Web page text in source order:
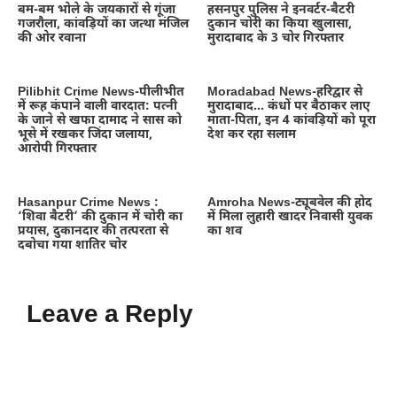
बम-बम भोले के जयकारों से गूंजा
गजरौला, कांवड़ियों का जत्था मंजिल
की ओर रवाना
हसनपुर पुलिस ने इनवर्टर-बैटरी
दुकान चोरी का किया खुलासा,
मुरादाबाद के 3 चोर गिरफ्तार
Pilibhit Crime News-पीलीभीत
में रूह कंपाने वाली वारदात: पत्नी
के जाने से खफा दामाद ने सास को
भूसे में रखकर जिंदा जलाया,
आरोपी गिरफ्तार
Moradabad News-हरिद्वार से
मुरादाबाद… कंधों पर बैठाकर लाए
माता-पिता, इन 4 कांवड़ियों को पूरा
देश कर रहा सलाम
Hasanpur Crime News :
‘शिवा बैटरी’ की दुकान में चोरी का
प्रयास, दुकानदार की तत्परता से
दबोचा गया शातिर चोर
Amroha News-ट्यूबवेल की होद
में मिला लुहारी खादर निवासी युवक
का शव
Leave a Reply